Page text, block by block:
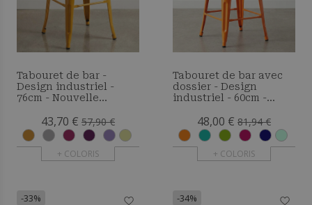
Tabouret de bar -
Design industriel -
76cm - Nouvelle
43,70 € 57,90 €
+ COLORIS
Tabouret de bar avec
dossier - Design
industriel - 60cm -
Metalix48,00 € 81,94 €
+ COLORIS
-33% -34%